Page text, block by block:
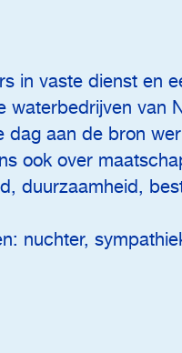
in vaste dienst en
waterbedrijven van
dag aan de bron
ook over
duurzaamheid,
nuchter,